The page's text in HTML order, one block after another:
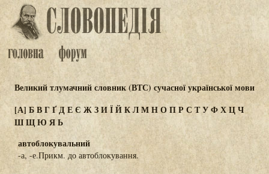
Великий тлумачний словник (ВТС) сучасної української мови
[А] БВГҐДЕЄ ЖЗИЇЙКЛМНОПР СТУФХЦЧ
ШЩЮЯЬ
автоблокувальний
-а, -е.Прикм. до автоблокування.